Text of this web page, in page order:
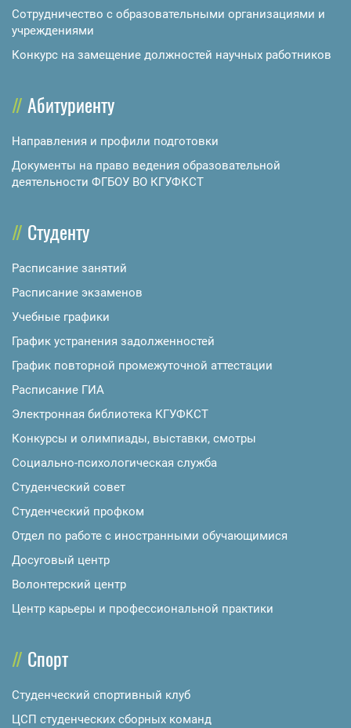
Сотрудничество с образовательными организациями и
учреждениями
Конкурс на замещение должностей научных работников
Абитуриенту
Направления и профили подготовки
Документы на право ведения образовательной
деятельности ФГБОУ ВО КГУФКСТ
Студенту
Расписание занятий
Расписание экзаменов
Учебные графики
График устранения задолженностей
График повторной промежуточной аттестации
Расписание ГИА
Электронная библиотека КГУФКСТ
Конкурсы и олимпиады, выставки, смотры
Социально-психологическая служба
Студенческий совет
Студенческий профком
Отдел по работе с иностранными обучающимися
Досуговый центр
Волонтерский центр
Центр карьеры и профессиональной практики
Спорт
Студенческий спортивный клуб
ЦСП студенческих сборных команд